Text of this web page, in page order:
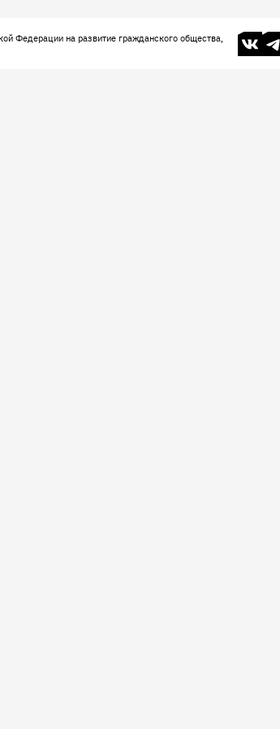
Федерации на развитие гражданского общества,
В контакте